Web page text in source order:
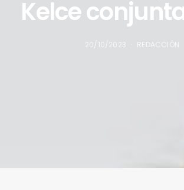
Kelce
20/10/2023 REDACCIÓN